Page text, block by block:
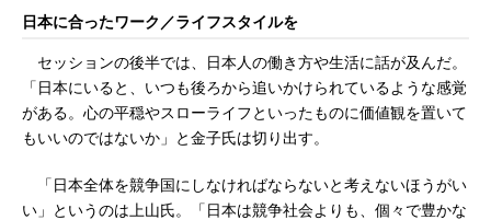
日本に合ったワーク／ライフスタイルを
セッションの後半では、日本人の働き方や生活に話が及んだ。
「日本にいると、いつも後ろから追いかけられているような感覚
がある。心の平穏やスローライフといったものに価値観を置いて
もいいのではないか」と金子氏は切り出す。
「日本全体を競争国にしなければならないと考えないほうがい
い」というのは上山氏。「日本は競争社会よりも、個々で豊かな